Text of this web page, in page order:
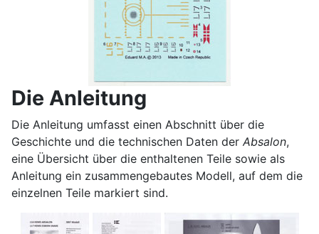
Die Anleitung
Die Anleitung umfasst einen Abschnitt über die
Geschichte und die technischen Daten der Absalon,
eine Übersicht über die enthaltenen Teile sowie als
Anleitung ein zusammengebautes Modell, auf dem die
einzelnen Teile markiert sind.